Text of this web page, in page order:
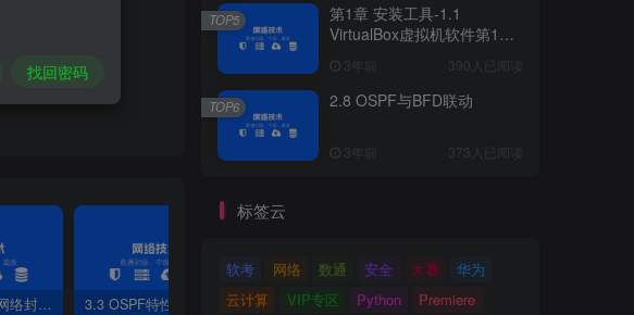
1.3 Wireshark网络封包分析软件 3.3 OSPF特性 3.4 OSPF配置详解
第1章 安装工具-1.1
VirtualBox虚拟机软件第1章
3年前 390人已阅读
TOP5
2.8 OSPF与BFD联动
3年前 373人已阅读
TOP6
标签云
软考 网络 数通 安全 大赛
华为
云计算
VIP专区 Python
Premiere
找回密码